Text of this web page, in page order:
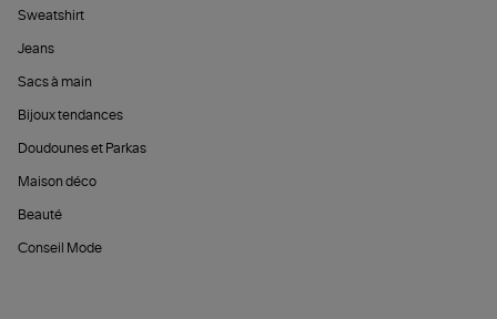
Sweatshirt
Jeans
Sacs à main
Bijoux tendances
Doudounes et Parkas
Maison déco
Beauté
Conseil Mode